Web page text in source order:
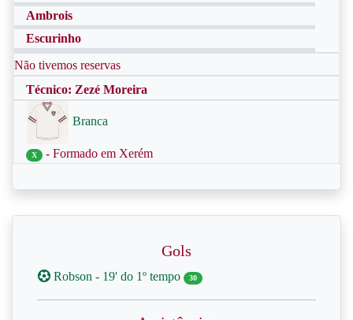
Ambrois
Escurinho
Não tivemos reservas
Técnico: Zezé Moreira
Branca
X - Formado em Xerém
Gols
Robson - 19' do 1º tempo 30